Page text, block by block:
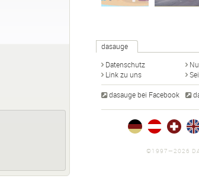
dasauge
Datenschutz
Link zu uns
dasauge bei Facebook
©1997—2026